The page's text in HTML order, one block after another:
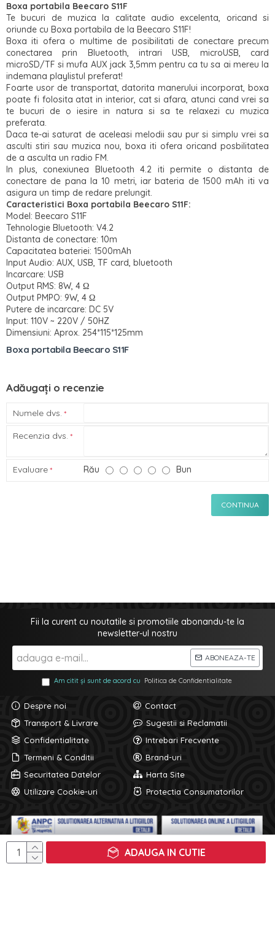
ADAUGA IN CUTIE
Boxa portabila Beecaro S11F
Te bucuri de muzica la calitate audio excelenta, oricand si
oriunde cu Boxa portabila de la Beecaro S11F!
Boxa iti ofera o multime de posibilitati de conectare precum
conectarea prin Bluetooth, intrari USB, microUSB, card
microSD/TF si mufa AUX jack 3,5mm pentru ca tu sa ai mereu la
indemana playlistul preferat!
Foarte usor de transportat, datorita manerului incorporat, boxa
poate fi folosita atat in interior, cat si afara, atunci cand vrei sa
te bucuri de o iesire in natura si sa te relaxezi cu muzica
preferata.
Daca te-ai saturat de aceleasi melodii sau pur si simplu vrei sa
asculti stiri sau muzica nou, boxa iti ofera oricand posbilitatea
de a asculta un radio FM.
In plus, conexiunea Bluetooth 4.2 iti permite o distanta de
conectare de pana la 10 metri, iar bateria de 1500 mAh iti va
asigura un timp de redare prelungit.
Caracteristici Boxa portabila Beecaro S11F:
Model: Beecaro S11F
Tehnologie Bluetooth: V4.2
Distanta de conectare: 10m
Capacitatea bateriei: 1500mAh
Input Audio: AUX, USB, TF card, bluetooth
Incarcare: USB
Output RMS: 8W, 4 Ω
Output PMPO: 9W, 4 Ω
Putere de incarcare: DC 5V
Input: 110V ~ 220V / 50HZ
Dimensiuni: Aprox. 254*115*125mm
Boxa portabila Beecaro S11F
Adăugați o recenzie
Numele dvs.
Recenzia dvs.
Evaluare Rău Bun
CONTINUA
Fii la curent cu noutatile si promotiile abonandu-te la
newsletter-ul nostru
ABONEAZA-TE
Am citit și sunt de acord cu Politica de Confidentialitate
Despre noi
Transport & Livrare
Confidentialitate
Termeni & Conditii
Securitatea Datelor
Utilizare Cookie-uri
Contact
Sugestii si Reclamatii
Intrebari Frecvente
Brand-uri
Harta Site
Protectia Consumatorilor